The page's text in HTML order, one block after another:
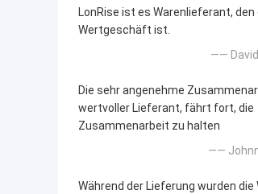
LonRise ist es Warenlieferant, den
Wertgeschäft ist.
——
Die sehr angenehme
wertvoller Lieferant, fährt fort, die
Zusammenarbeit zu halten
——
Während der Lieferung wurden die